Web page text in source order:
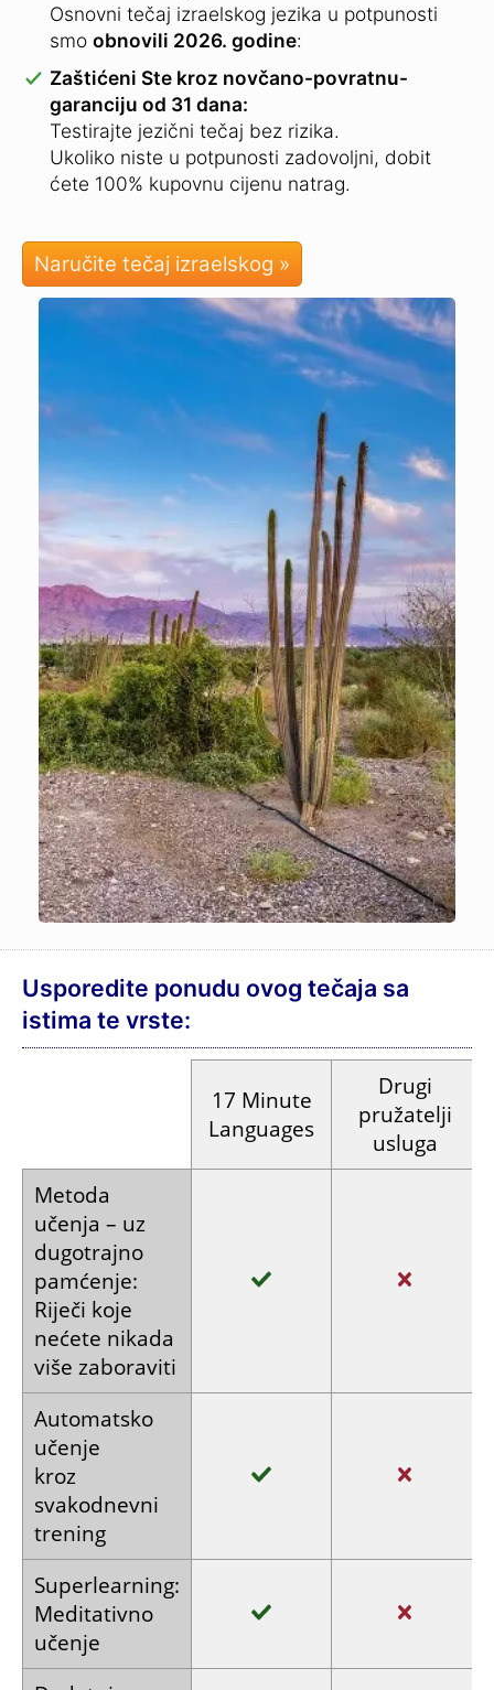
Osnovni tečaj izraelskog jezika u potpunosti
smo obnovili 2026. godine:
Zaštićeni Ste kroz novčano-povratnu-
garanciju od 31 dana:
Testirajte jezični tečaj bez rizika.
Ukoliko niste u potpunosti zadovoljni, dobit
ćete 100% kupovnu cijenu natrag.
Naručite tečaj izraelskog »
Usporedite ponudu ovog tečaja sa
istima te vrste:
17 Minute
Languages
Drugi
pružatelji
usluga
Metoda
učenja – uz
dugotrajno
pamćenje:
Riječi koje
nećete nikada
više zaboraviti
Automatsko
učenje
kroz
svakodnevni
trening
Superlearning:
Meditativno
učenje